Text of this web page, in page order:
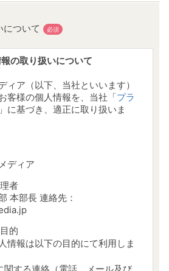
について 必須
の取り扱いについて
ィア（以下、当社といいます）
客様の個人情報を、当社「プラ
」に基づき、適正に取り扱いま
ディア
者
本部長 連絡先：
的
情報は以下の目的にて利用しま